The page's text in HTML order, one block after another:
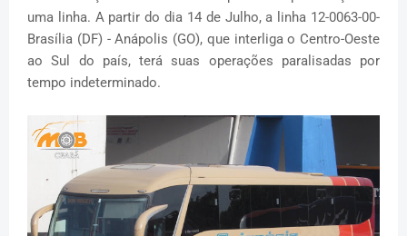
uma linha. A partir do dia 14 de Julho, a linha 12-0063-00-
Brasília (DF) - Anápolis (GO), que interliga o Centro-Oeste
ao Sul do país, terá suas operações paralisadas por
tempo indeterminado.